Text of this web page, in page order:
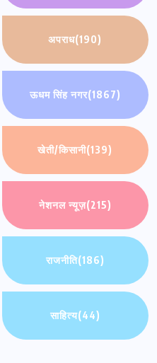
अपराध(190)
ऊधम सिंह नगर(1867)
खेती/किसानी(139)
नेशनल न्यूज़(215)
राजनीति(186)
साहित्य(44)